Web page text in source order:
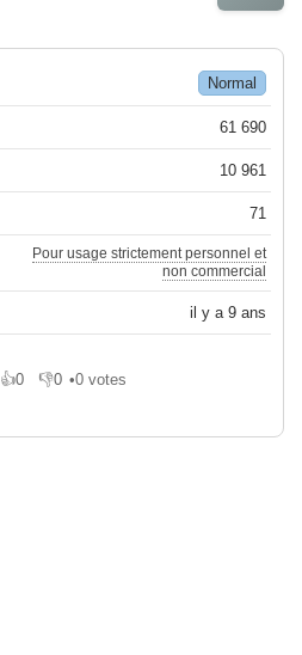
Normal
61 690
10 961
71
Pour usage strictement personnel et
non commercial
il y a 9 ans
👍0
J'aime 👎0
Je n'aime pas
•0 votes